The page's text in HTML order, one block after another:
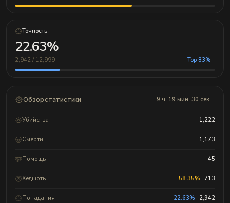
Точность
22.63%
2,942 / 12,999 Top 83%
Обзор статистики 9 ч. 19 мин. 30 сек.
Убийства 1,222
Смерти 1,173
Помощь 45
Хедшоты 58.35% 713
Попадания 22.63% 2,942